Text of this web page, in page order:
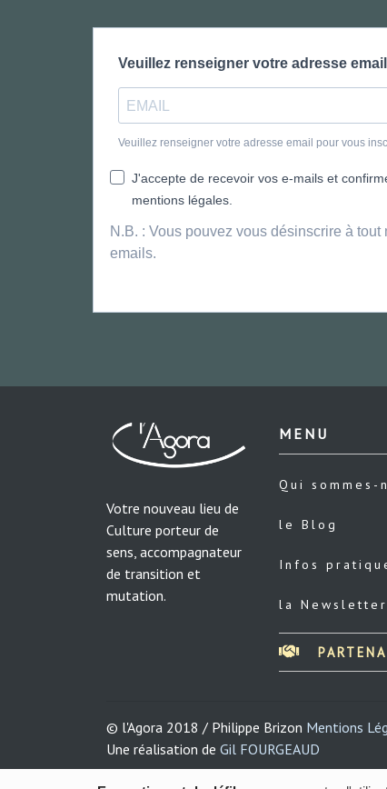
Veuillez renseigner votre adresse
Veuillez renseigner votre adresse email pour vous
J'accepte de recevoir vos e-mails et
mentions légales.
N.B. : Vous pouvez vous désinscrire à
emails.
Votre nouveau lieu de
Culture porteur de
sens, accompagnateur
de transition et
mutation.
MENU
Qui sommes-
le Blog
Infos
la Newsletter
© l'Agora 2018 / Philippe Brizon Mentions
Une réalisation de Gil FOURGEAUD